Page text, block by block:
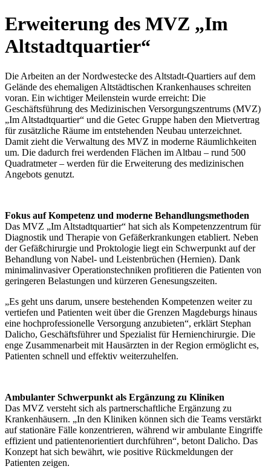
Erweiterung des MVZ „Im
Altstadtquartier“
Die Arbeiten an der Nordwestecke des Altstadt-Quartiers auf dem
Gelände des ehemaligen Altstädtischen Krankenhauses schreiten
voran. Ein wichtiger Meilenstein wurde erreicht: Die
Geschäftsführung des Medizinischen Versorgungszentrums (MVZ)
„Im Altstadtquartier“ und die Getec Gruppe haben den Mietvertrag
für zusätzliche Räume im entstehenden Neubau unterzeichnet.
Damit zieht die Verwaltung des MVZ in moderne Räumlichkeiten
um. Die dadurch frei werdenden Flächen im Altbau – rund 500
Quadratmeter – werden für die Erweiterung des medizinischen
Angebots genutzt.
Fokus auf Kompetenz und moderne Behandlungsmethoden
Das MVZ „Im Altstadtquartier“ hat sich als Kompetenzzentrum für
Diagnostik und Therapie von Gefäßerkrankungen etabliert. Neben
der Gefäßchirurgie und Proktologie liegt ein Schwerpunkt auf der
Behandlung von Nabel- und Leistenbrüchen (Hernien). Dank
minimalinvasiver Operationstechniken profitieren die Patienten von
geringeren Belastungen und kürzeren Genesungszeiten.
„Es geht uns darum, unsere bestehenden Kompetenzen weiter zu
vertiefen und Patienten weit über die Grenzen Magdeburgs hinaus
eine hochprofessionelle Versorgung anzubieten“, erklärt Stephan
Dalicho, Geschäftsführer und Spezialist für Hernienchirurgie. Die
enge Zusammenarbeit mit Hausärzten in der Region ermöglicht es,
Patienten schnell und effektiv weiterzuhelfen.
Ambulanter Schwerpunkt als Ergänzung zu Kliniken
Das MVZ versteht sich als partnerschaftliche Ergänzung zu
Krankenhäusern. „In den Kliniken können sich die Teams verstärkt
auf stationäre Fälle konzentrieren, während wir ambulante Eingriffe
effizient und patientenorientiert durchführen“, betont Dalicho. Das
Konzept hat sich bewährt, wie positive Rückmeldungen der
Patienten zeigen.